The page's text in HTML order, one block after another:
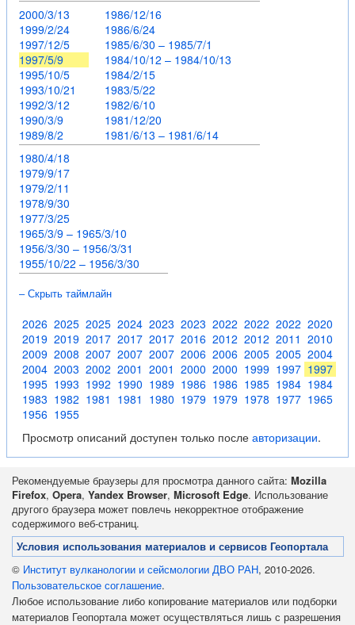
2000/3/13
1999/2/24
1997/12/5
1997/5/9
1995/10/5
1993/10/21
1992/3/12
1990/3/9
1989/8/2
1986/12/16
1986/6/24
1985/6/30 – 1985/7/1
1984/10/12 – 1984/10/13
1984/2/15
1983/5/22
1982/6/10
1981/12/20
1981/6/13 – 1981/6/14
1980/4/18
1979/9/17
1979/2/11
1978/9/30
1977/3/25
1965/3/9 – 1965/3/10
1956/3/30 – 1956/3/31
1955/10/22 – 1956/3/30
– Скрыть таймлайн
2026 2025 2025 2024 2023 2023 2022 2022 2022 2020
2019 2019 2017 2017 2017 2016 2012 2012 2011 2010
2009 2008 2007 2007 2007 2006 2006 2005 2005 2004
2004 2003 2002 2001 2001 2000 2000 1999 1997 1997
1995 1993 1992 1990 1989 1986 1986 1985 1984 1984
1983 1982 1981 1981 1980 1979 1979 1978 1977 1965
1956 1955
Просмотр описаний доступен только после авторизации.
Рекомендуемые браузеры для просмотра данного сайта: Mozilla
Firefox, Opera, Yandex Browser, Microsoft Edge. Использование
другого браузера может повлечь некорректное отображение
содержимого веб-страниц.
Условия использования материалов и сервисов Геопортала
© Институт вулканологии и сейсмологии ДВО РАН, 2010-2026.
Пользовательское соглашение.
Любое использование либо копирование материалов или подборки
материалов Геопортала может осуществляться лишь с разрешения